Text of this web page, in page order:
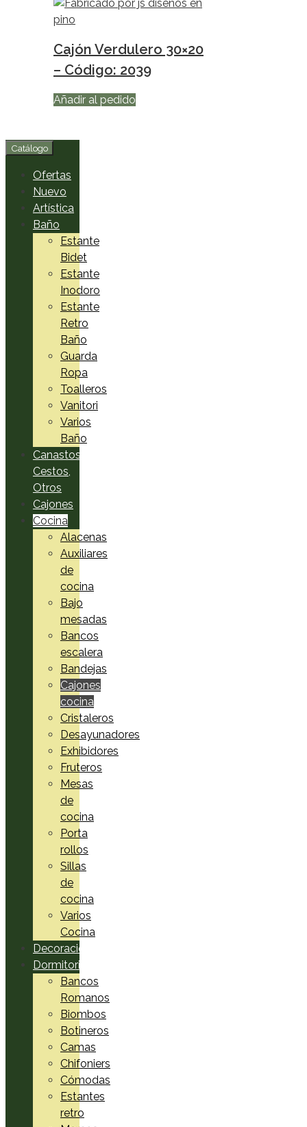
Cajón Verdulero 30×20
– Código: 2039
Añadir al pedido
Catálogo
Ofertas
Nuevo
Artística
Baño
Estante
Bidet
Estante
Inodoro
Estante
Retro
Baño
Guarda
Ropa
Toalleros
Vanitori
Varios
Baño
Canastos,
Cestos,
Otros
Cajones
Cocina
Alacenas
Auxiliares
de
cocina
Bajo
mesadas
Bancos
escalera
Bandejas
Cajones
cocina
Cristaleros
Desayunadores
Exhibidores
Fruteros
Mesas
de
cocina
Porta
rollos
Sillas
de
cocina
Varios
Cocina
Decoración
Dormitorio
Bancos
Romanos
Biombos
Botineros
Camas
Chifoniers
Cómodas
Estantes
retro